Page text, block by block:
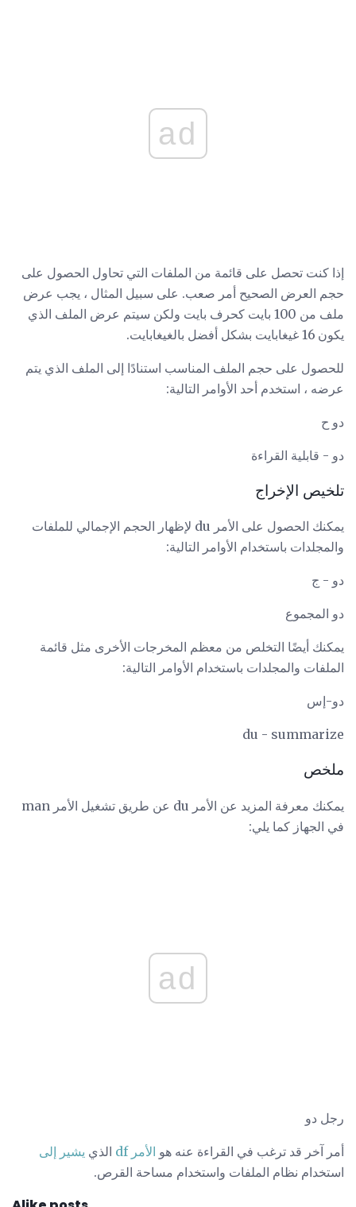
ad
إذا كنت تحصل على قائمة من الملفات التي تحاول الحصول على
حجم العرض الصحيح أمر صعب. على سبيل المثال ، يجب عرض
ملف من 100 بايت كحرف بايت ولكن سيتم عرض الملف الذي
يكون 16 غيغابايت بشكل أفضل بالغيغابايت.
للحصول على حجم الملف المناسب استنادًا إلى الملف الذي يتم
عرضه ، استخدم أحد الأوامر التالية:
دو ح
دو - قابلية القراءة
تلخيص الإخراج
يمكنك الحصول على الأمر du لإظهار الحجم الإجمالي للملفات
والمجلدات باستخدام الأوامر التالية:
دو - ج
دو المجموع
يمكنك أيضًا التخلص من معظم المخرجات الأخرى مثل قائمة
الملفات والمجلدات باستخدام الأوامر التالية:
دو-إس
du - summarize
ملخص
يمكنك معرفة المزيد عن الأمر du عن طريق تشغيل الأمر man
في الجهاز كما يلي:
ad
رجل دو
أمر آخر قد ترغب في القراءة عنه هو الأمر df الذي يشير إلى
استخدام نظام الملفات واستخدام مساحة القرص.